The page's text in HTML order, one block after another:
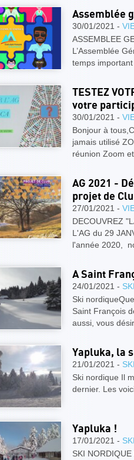
Assemblée
30/01/2021 -
ASSEMBLEE
L’Assemblée
temps
TESTEZ
votre
30/01/2021 -
Bonjour à
jamais utilisé
réunion Zoom
AG 2021 -
projet de
27/01/2021 -
DECOUVREZ
L'AG du 29
l'année 2020,
A Saint
24/01/2021 -
Ski
Saint François
aussi, vous
Yapluka, la
21/01/2021 -
Ski nordique Il
dernier. Les
Yapluka !
17/01/2021 -
SKI